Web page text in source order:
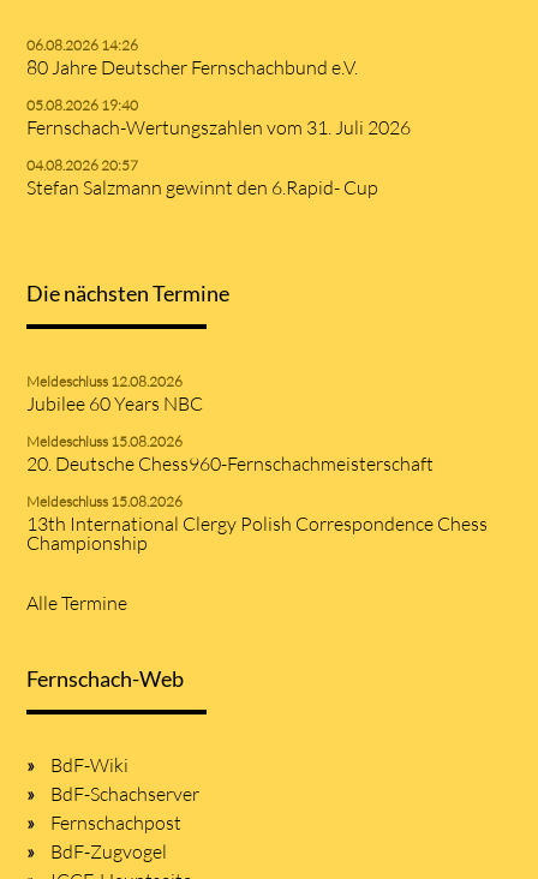
06.08.2026 14:26
80 Jahre Deutscher Fernschachbund e.V.
05.08.2026 19:40
Fernschach-Wertungszahlen vom 31. Juli 2026
04.08.2026 20:57
Stefan Salzmann gewinnt den 6.Rapid- Cup
Die nächsten Termine
Meldeschluss 12.08.2026
Jubilee 60 Years NBC
Meldeschluss 15.08.2026
20. Deutsche Chess960-Fernschachmeisterschaft
Meldeschluss 15.08.2026
13th International Clergy Polish Correspondence Chess
Championship
Alle Termine
Fernschach-Web
BdF-Wiki
BdF-Schachserver
Fernschachpost
BdF-Zugvogel